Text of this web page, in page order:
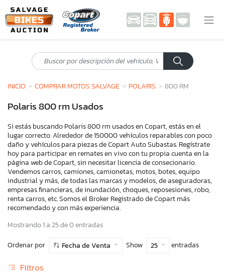
INICIO COMPRAR MOTOS SALVAGE POLARIS 800 RM
Polaris 800 rm Usados
Si estás buscando Polaris 800 rm usados en Copart, estás en el
lugar correcto. Alrededor de 150000 vehículos reparables con poco
daño y vehículos para piezas de Copart Auto Subastas. Regístrate
hoy para participar en remates en vivo con tu propia cuenta en la
página web de Copart, sin necesitar licencia de consecionario.
Vendemos carros, camiones, camionetas, motos, botes, equipo
industrial y más, de todas las marcas y modelos, de aseguradoras,
empresas financieras, de inundación, choques, reposesiones, robo,
renta carros, etc. Somos el Broker Registrado de Copart más
recomendado y con más experiencia.
Mostrando 1 a 25 de 0 entradas
Ordenar por
Fecha de Venta Show 25 entradas
Filtros